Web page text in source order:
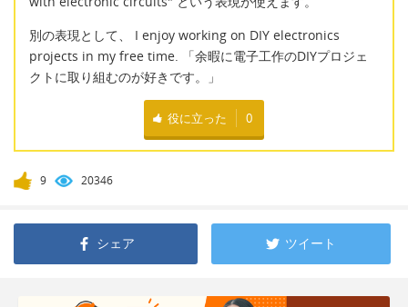
別の表現として、 I enjoy working on DIY electronics
projects in my free time. 「余暇に電子工作のDIYプロジェ
クトに取り組むのが好きです。」
役に立った 0
9 20346
シェア ツイート